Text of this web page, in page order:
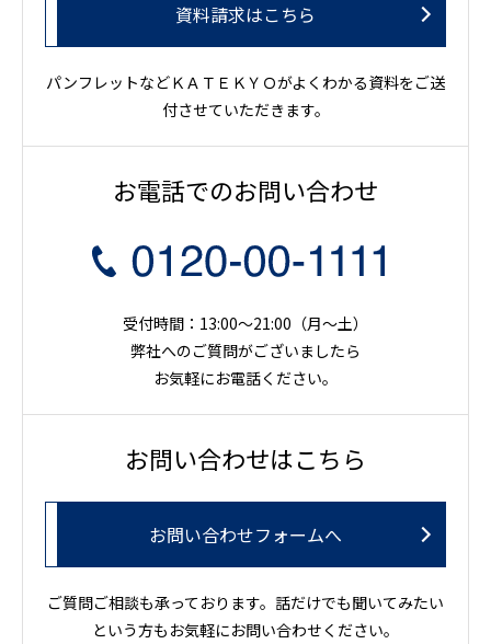
資料請求はこちら
パンフレットなどＫＡＴＥＫＹＯがよくわかる資料をご送
付させていただきます。
お電話でのお問い合わせ
受付時間：13:00～21:00（月〜土）
弊社へのご質問がございましたら
お気軽にお電話ください。
お問い合わせはこちら
お問い合わせフォームへ
ご質問ご相談も承っております。話だけでも聞いてみたい
という方もお気軽にお問い合わせください。